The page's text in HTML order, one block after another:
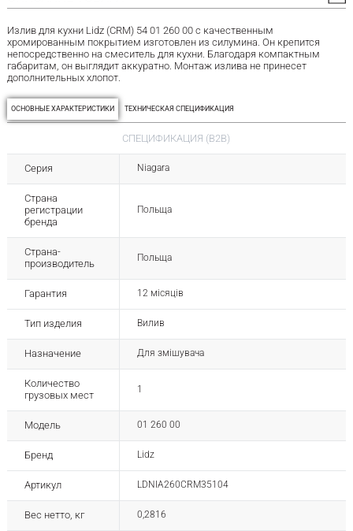
Излив для кухни Lidz (CRM) 54 01 260 00 с качественным
хромированным покрытием изготовлен из силумина. Он крепится
непосредственно на смеситель для кухни. Благодаря компактным
габаритам, он выглядит аккуратно. Монтаж излива не принесет
дополнительных хлопот.
ОСНОВНЫЕ ХАРАКТЕРИСТИКИ ТЕХНИЧЕСКАЯ СПЕЦИФИКАЦИЯ
СПЕЦИФИКАЦИЯ (B2B)
Серия Niagara
Страна
регистрации
бренда
Польща
Страна-
производитель
Польща
Гарантия 12 місяців
Тип изделия Вилив
Назначение Для змішувача
Количество
грузовых мест
1
Модель 01 260 00
Бренд Lidz
Артикул LDNIA260CRM35104
Вес нетто, кг 0,2816